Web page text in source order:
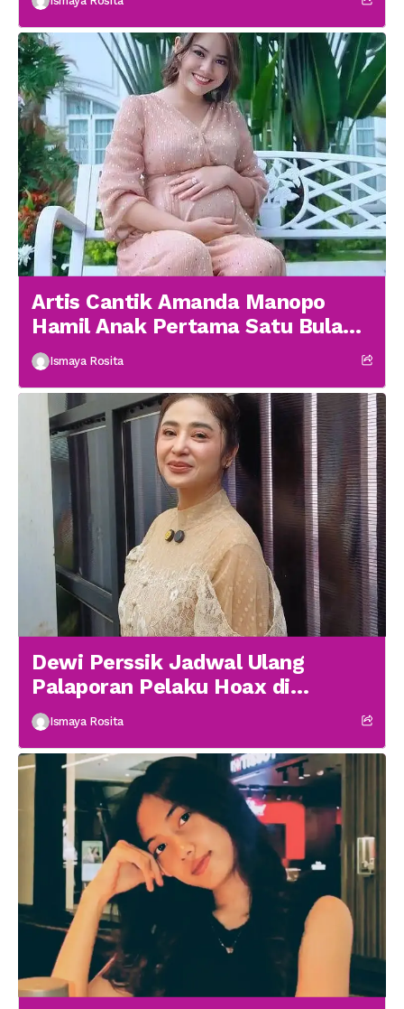
Artis Cantik Amanda Manopo
Hamil Anak Pertama Satu Bulan
menikah
Ismaya Rosita
Dewi Perssik Jadwal Ulang
Palaporan Pelaku Hoax di
Medsos
Ismaya Rosita